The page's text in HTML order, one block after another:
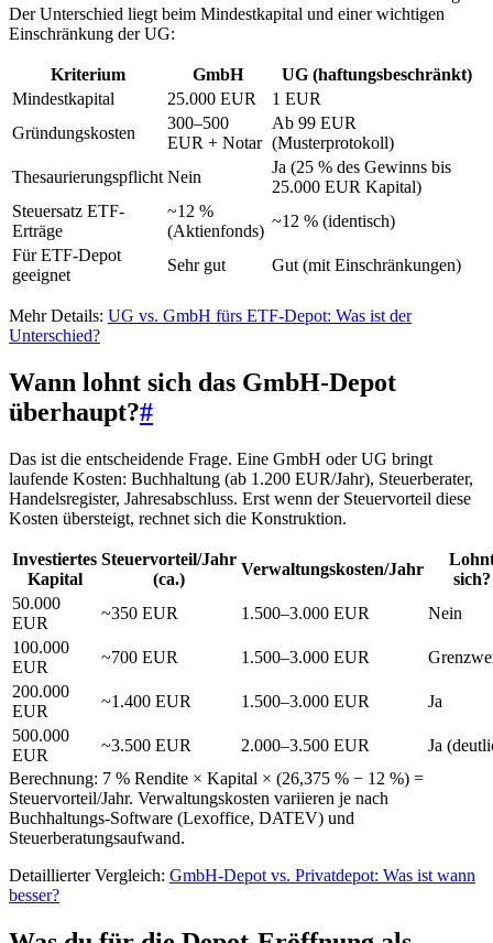
Der Unterschied liegt beim Mindestkapital und einer wichtigen
Einschränkung der UG:
Kriterium GmbH
UG (haftungsbeschränkt)
Mindestkapital
25.000 EUR
1 EUR
Gründungskosten
300–500
EUR + Notar
Ab 99 EUR
(Musterprotokoll)
Thesaurierungspflicht Nein
Ja (25 % des Gewinns bis
25.000 EUR Kapital)
Steuersatz ETF-
Erträge
~12 %
(Aktienfonds)
~12 % (identisch)
Für ETF-Depot
geeignet
Sehr gut Gut (mit Einschränkungen)
Mehr Details: UG vs. GmbH fürs ETF-Depot: Was ist der
Unterschied?
Wann lohnt sich das GmbH-Depot
überhaupt?#
Das ist die entscheidende Frage. Eine GmbH oder UG bringt
laufende Kosten: Buchhaltung (ab 1.200 EUR/Jahr), Steuerberater,
Handelsregister, Jahresabschluss. Erst wenn der Steuervorteil diese
Kosten übersteigt, rechnet sich die Konstruktion.
Investiertes
Kapital
Steuervorteil/Jahr
(ca.)
Verwaltungskosten/Jahr
sich?
50.000
EUR
~350 EUR 1.500–3.000 EUR
Nein
100.000
EUR
~700 EUR 1.500–3.000 EUR
200.000
EUR
~1.400 EUR 1.500–3.000 EUR
Ja
500.000
EUR
~3.500 EUR 2.000–3.500 EUR
Ja
Berechnung: 7 % Rendite × Kapital × (26,375 % − 12 %) =
Steuervorteil/Jahr. Verwaltungskosten variieren je nach
Buchhaltungs-Software (Lexoffice, DATEV) und
Steuerberatungsaufwand.
Detaillierter Vergleich: GmbH-Depot vs. Privatdepot: Was ist wann
besser?